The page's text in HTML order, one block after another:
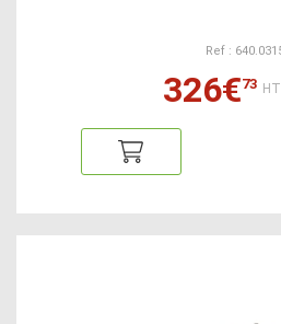
Ref :
326€73